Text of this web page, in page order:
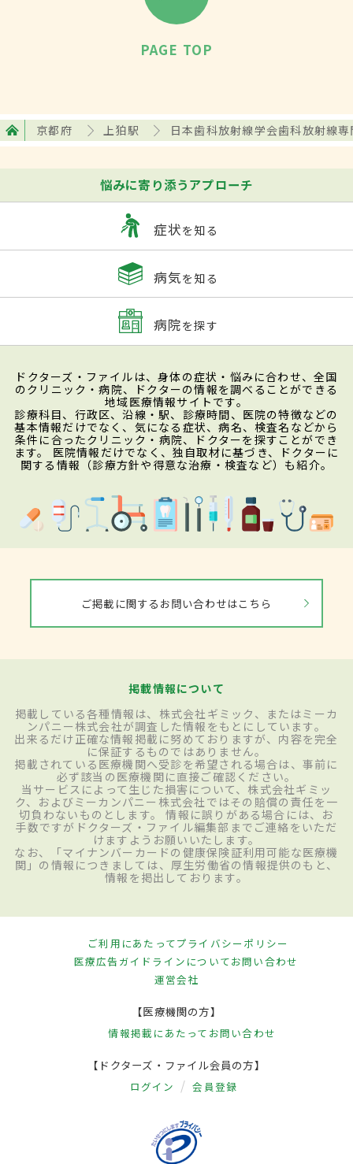
PAGE TOP
京都府 上狛駅 日本歯科放射線学会歯科放射線
悩みに寄り添うアプローチ
症状を知る
病気を知る
病院を探す
ドクターズ・ファイルは、身体の症状・悩みに合わせ、全国
のクリニック・病院、ドクターの情報を調べることができる
地域医療情報サイトです。
診療科目、行政区、沿線・駅、診療時間、医院の特徴などの
基本情報だけでなく、気になる症状、病名、検査名などから
条件に合ったクリニック・病院、ドクターを探すことができ
ます。 医院情報だけでなく、独自取材に基づき、ドクターに
関する情報（診療方針や得意な治療・検査など）も紹介。
ご掲載に関するお問い合わせはこちら
掲載情報について
掲載している各種情報は、株式会社ギミック、またはミーカ
ンパニー株式会社が調査した情報をもとにしています。
出来るだけ正確な情報掲載に努めておりますが、内容を完全
に保証するものではありません。
掲載されている医療機関へ受診を希望される場合は、事前に
必ず該当の医療機関に直接ご確認ください。
当サービスによって生じた損害について、株式会社ギミッ
ク、およびミーカンパニー株式会社ではその賠償の責任を一
切負わないものとします。 情報に誤りがある場合には、お
手数ですがドクターズ・ファイル編集部までご連絡をいただ
けますようお願いいたします。
なお、「マイナンバーカードの健康保険証利用可能な医療機
関」の情報につきましては、厚生労働省の情報提供のもと、
情報を掲出しております。
ご利用にあたってプライバシーポリシー
医療広告ガイドラインについてお問い合わせ
運営会社
【医療機関の方】
情報掲載にあたって お問い合わせ
【ドクターズ・ファイル会員の方】
ログイン 会員登録